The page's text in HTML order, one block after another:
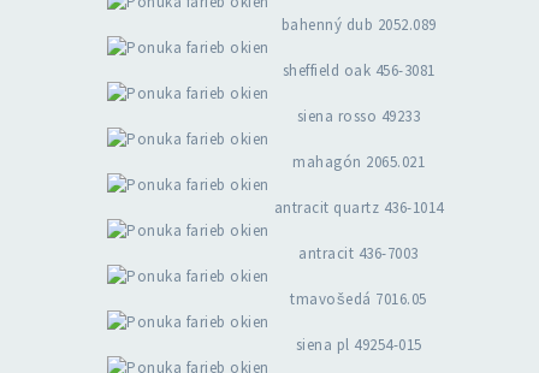
bahenný dub 2052.089
sheffield oak 456-3081
siena rosso 49233
mahagón 2065.021
antracit quartz 436-1014
antracit 436-7003
tmavošedá 7016.05
siena pl 49254-015